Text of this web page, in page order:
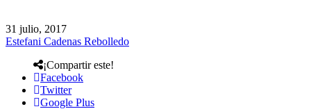
31 julio, 2017
Estefani Cadenas Rebolledo
¡Compartir este!
Facebook
Twitter
Google Plus